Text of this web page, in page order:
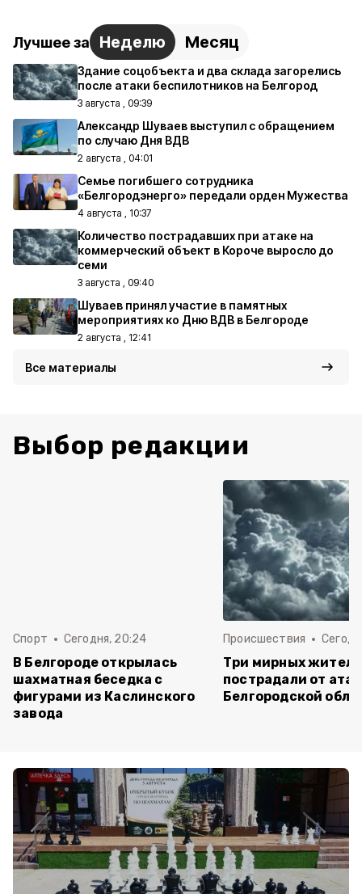
Лучшее за Неделю Месяц
Здание соцобъекта и два склада загорелись
после атаки беспилотников на Белгород
3 августа , 09:39
Александр Шуваев выступил с обращением
по случаю Дня ВДВ
2 августа , 04:01
Семье погибшего сотрудника
«Белгородэнерго» передали орден Мужества
4 августа , 10:37
Количество пострадавших при атаке на
коммерческий объект в Короче выросло до
семи
3 августа , 09:40
Шуваев принял участие в памятных
мероприятиях ко Дню ВДВ в Белгороде
2 августа , 12:41
Все материалы
Выбор редакции
Спорт Сегодня, 20:24
В Белгороде открылась
шахматная беседка с
фигурами из Каслинского
завода
Происшествия
Три мирных жителя
пострадали от
Белгородской